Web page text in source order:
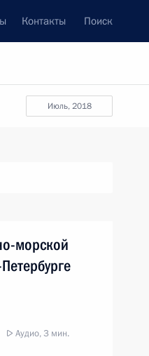
Контакты Поиск
июль, 2018
морской
Аудио, 3 мин.